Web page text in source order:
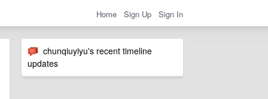
Home Sign Up Sign In
chunqiuyiyu's recent timeline
updates